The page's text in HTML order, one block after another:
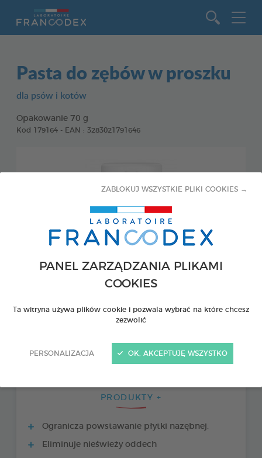
PANEL ZARZĄDZANIA PLIKAMI
COOKIES
Ta witryna używa plików cookie i pozwala wybrać na które chcesz
zezwolić
PERSONALIZACJA
ZABLOKUJ WSZYSTKIE PLIKI COOKIES →
OK, AKCEPTUJĘ WSZYSTKO
Pasta do zębów w proszku
dla psów i kotów
Opakowanie 70 g
Kod 179164 - EAN : 3283021791646
PRODUKTY +
Ogranicza powstawanie płytki nazębnej.
Eliminuje nieświeży oddech